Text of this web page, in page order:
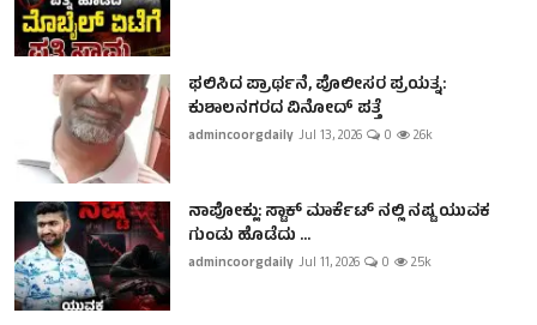
ಫಲಿಸಿದ ಪ್ರಾರ್ಥನೆ, ಪೊಲೀಸರ ಪ್ರಯತ್ನ:
ಕುಶಾಲನಗರದ ವಿನೋದ್ ಪತ್ತೆ
admincoorgdaily Jul 13, 2026 0 2.6k
ನಾಪೋಕ್ಲು: ಸ್ಟಾಕ್ ಮಾರ್ಕೆಟ್ ನಲ್ಲಿ ನಷ್ಟ ಯುವಕ
ಗುಂಡು ಹೊಡೆದು ...
admincoorgdaily Jul 11, 2026 0 2.5k